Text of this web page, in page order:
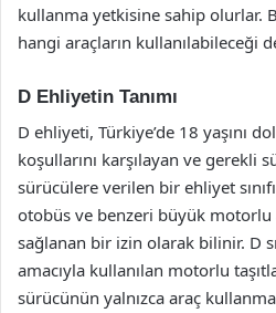
kullanma yetkisine sahip olurlar.
hangi araçların kullanılabileceği
D Ehliyetin Tanımı
D ehliyeti, Türkiye’de 18 yaşını
koşullarını karşılayan ve gerekli
sürücülere verilen bir ehliyet
otobüs ve benzeri büyük
sağlanan bir izin olarak bilinir. D
amacıyla kullanılan motorlu
sürücünün yalnızca araç